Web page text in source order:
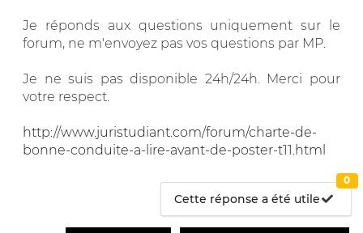
Je réponds aux questions uniquement sur le
forum, ne m'envoyez pas vos questions par MP.
Je ne suis pas disponible 24h/24h. Merci pour
votre respect.
http://www.juristudiant.com/forum/charte-de-
bonne-conduite-a-lire-avant-de-poster-t11.html
Cette réponse a été utile
0